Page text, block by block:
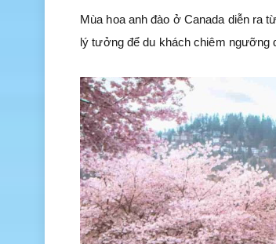
Mùa hoa anh đào ở Canada diễn ra
lý tưởng để du khách chiêm ngưỡng